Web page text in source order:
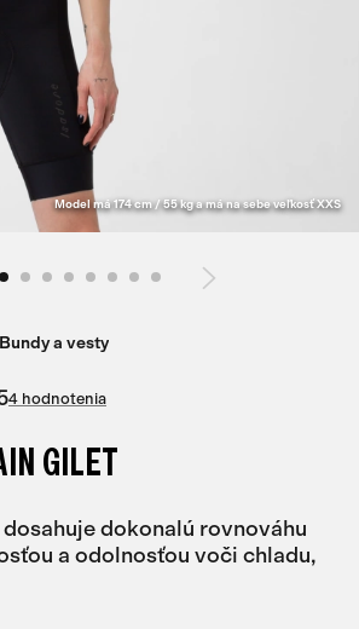
Model má 174 cm / 55 kg a má na sebe veľkosť XXS
Bundy a vesty
4 hodnotenia
GILET
dokonalú rovnováhu
a odolnosťou voči chladu,